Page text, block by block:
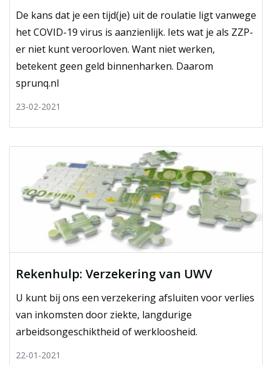
De kans dat je een tijd(je) uit de roulatie ligt vanwege
het COVID-19 virus is aanzienlijk. Iets wat je als ZZP-
er niet kunt veroorloven. Want niet werken,
betekent geen geld binnenharken. Daarom
sprunq.nl
23-02-2021
Rekenhulp: Verzekering van UWV
U kunt bij ons een verzekering afsluiten voor verlies
van inkomsten door ziekte, langdurige
arbeidsongeschiktheid of werkloosheid.
22-01-2021